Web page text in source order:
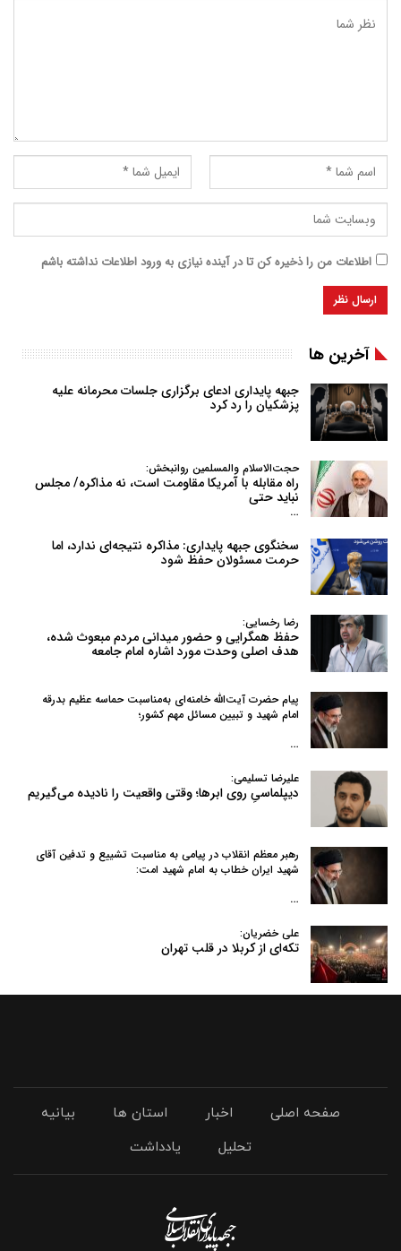
اطلاعات من را ذخیره کن تا در آینده نیازی به ورود اطلاعات نداشته باشم
آخرین ها
جبهه پایداری ادعای برگزاری جلسات محرمانه علیه
پزشکیان را رد کرد
حجت‌الاسلام والمسلمین روانبخش:
راه مقابله با آمریکا مقاومت است، نه مذاکره/ مجلس
نباید حتی
…
سخنگوی جبهه پایداری: مذاکره نتیجه‌ای ندارد، اما
حرمت مسئولان حفظ شود
رضا رخسایی:
حفظ همگرایی و حضور میدانی مردم مبعوث شده،
هدف اصلی وحدت مورد اشاره امام جامعه
پیام حضرت آیت‌الله خامنه‌ای به‌مناسبت حماسه عظیم بدرقه
امام شهید و تبیین مسائل مهم کشور؛
…
علیرضا تسلیمی:
دیپلماسیِ روی ابرها؛ وقتی واقعیت را نادیده می‌گیریم
رهبر معظم انقلاب در پیامی به‌ مناسبت تشییع و تدفین آقای
شهید ایران خطاب به امام شهید امت:
…
علی خضریان:
تکه‌ای از کربلا در قلب تهران
صفحه اصلی اخبار استان ها
بیانیه
تحلیل
یادداشت